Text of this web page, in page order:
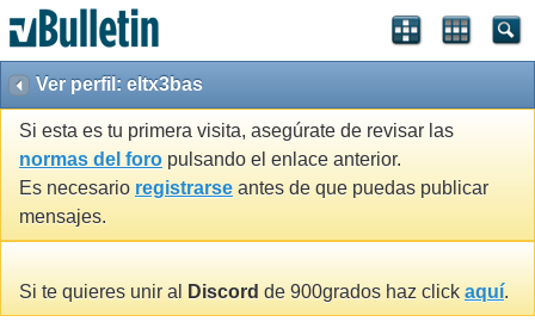
Ver perfil: eltx3bas
Si esta es tu primera visita, asegúrate de revisar las
normas del foro pulsando el enlace anterior.
Es necesario registrarse antes de que puedas publicar
mensajes.
Si te quieres unir al Discord de 900grados haz click aquí.